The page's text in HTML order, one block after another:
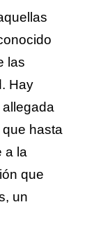
las
Hay
hasta
a la
que
un